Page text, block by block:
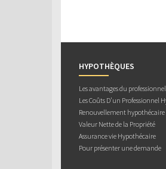
HYPOTHÈQUES
Les avantages du
Les Coûts D’un Professionnel
Renouvellement hypothécaire
Valeur Nette de la Propriété
Assurance vie Hypothécaire
Pour présenter une demande